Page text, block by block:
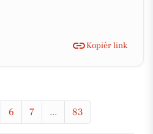
Kopiér link
6 7 ... 83